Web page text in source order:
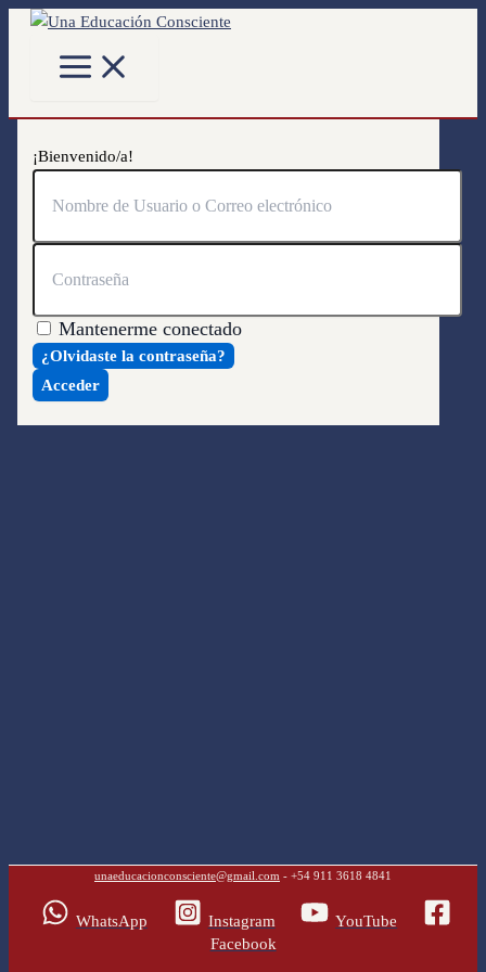
Ir
contenido
Main
Menu
¡Bienvenido/a!
Mantenerme conectado
¿Olvidaste la contraseña?
Acceder
unaeducacionconsciente@gmail.com - +54 911 3618 4841
WhatsApp Instagram
YouTube
Facebook